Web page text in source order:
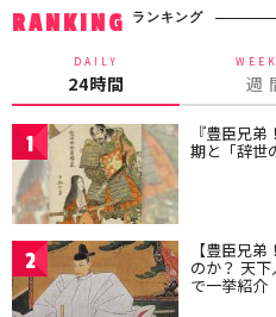
RANKING ランキング
DAILY
24時間 週
1 『豊臣兄
期と「辞世
2 【豊臣兄
のか？ 天
で一挙紹介